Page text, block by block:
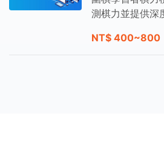
測棋力並提供深
NT$ 400~800